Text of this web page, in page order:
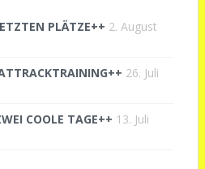
PLÄTZE++ 2. August
26. Juli
COOLE TAGE++ 13. Juli